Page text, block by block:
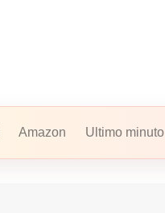
Amazon Ultimo minuto